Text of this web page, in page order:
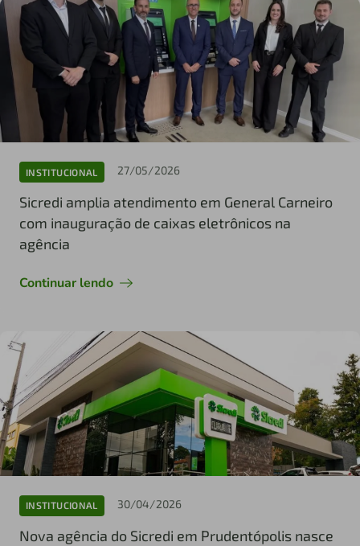
INSTITUCIONAL 27/05/2026
Sicredi amplia atendimento em General Carneiro
com inauguração de caixas eletrônicos na
agência
Continuar lendo
INSTITUCIONAL 30/04/2026
Nova agência do Sicredi em Prudentópolis nasce